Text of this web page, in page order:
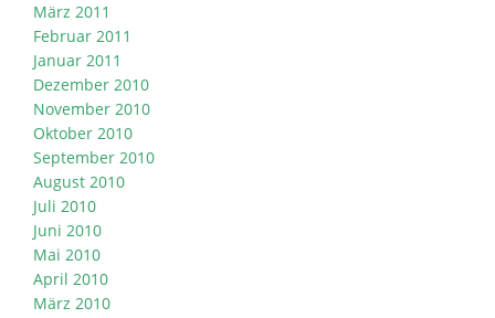
März 2011
Februar 2011
Januar 2011
Dezember 2010
November 2010
Oktober 2010
September 2010
August 2010
Juli 2010
Juni 2010
Mai 2010
April 2010
März 2010